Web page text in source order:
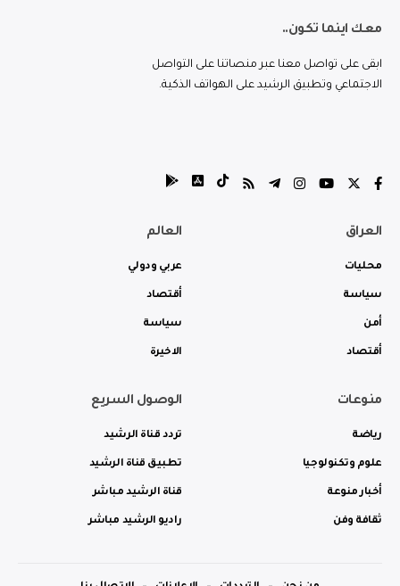
معك اينما تكون..
ابقى على تواصل معنا عبر منصاتنا على التواصل
الاجتماعي وتطبيق الرشيد على الهواتف الذكية.
العراق
محليات
سياسة
أمن
أقتصاد
العالم
عربي ودولي
أقتصاد
سياسة
الاخيرة
منوعات
رياضة
علوم وتكنولوجيا
أخبار منوعة
ثقافة وفن
الوصول السريع
تردد قناة الرشيد
تطبيق قناة الرشيد
قناة الرشيد مباشر
راديو الرشيد مباشر